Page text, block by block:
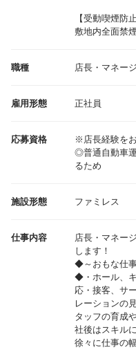
【受動喫煙防
敷地内全面禁
職種 店長・マネー
雇用形態 正社員
応募資格
※店長経験を
◎普通自動車
るため
施設形態 ファミレス
仕事内容
店長・マネー
します！
◆～おもな仕
◆・ホール、
応・接客、サ
レーションの
タッフの育成
社後はスキル
徐々に仕事の